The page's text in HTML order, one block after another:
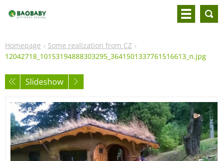
Homepage
Some realization from CZ
12042718_10153194888303295_3641501337761516613_n.jpg
Slideshow